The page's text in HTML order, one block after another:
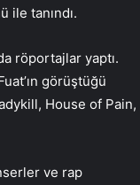
ile tanındı.
röportajlar yaptı.
görüştüğü
House of Pain,
ve rap